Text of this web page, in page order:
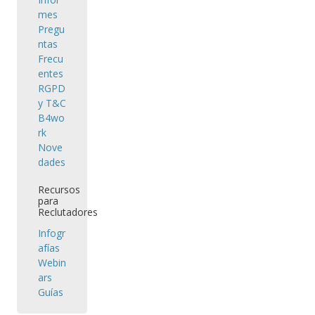
mes
Pregu
ntas
Frecu
entes
RGPD
y T&C
B4wo
rk
Nove
dades
Recursos
para
Reclutadores
Infogr
afías
Webin
ars
Guías